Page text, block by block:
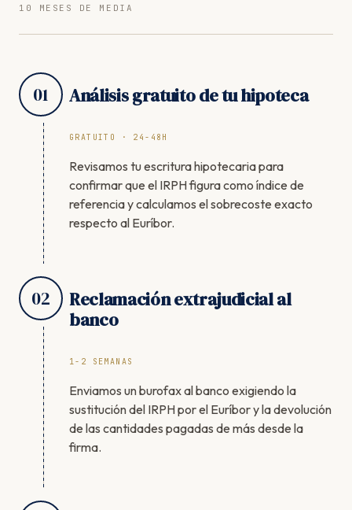
10 MESES DE MEDIA
01 Análisis gratuito de tu hipoteca
GRATUITO · 24-48H
Revisamos tu escritura hipotecaria para
confirmar que el IRPH figura como índice de
referencia y calculamos el sobrecoste exacto
respecto al Euríbor.
02
Reclamación extrajudicial al
banco
1-2 SEMANAS
Enviamos un burofax al banco exigiendo la
sustitución del IRPH por el Euríbor y la devolución
de las cantidades pagadas de más desde la
firma.